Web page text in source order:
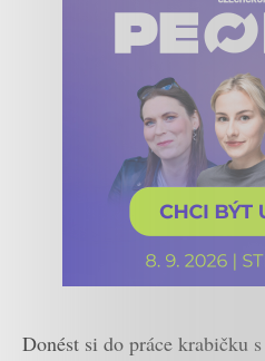
Donést si do práce krabičku